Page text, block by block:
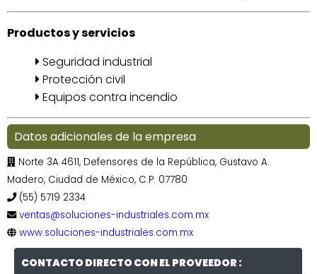
Productos y servicios
Seguridad industrial
Protección civil
Equipos contra incendio
Datos adicionales de la empresa
Norte 3A 4611, Defensores de la República, Gustavo A.
Madero, Ciudad de México, C.P. 07780
(55) 5719 2334
ventas@soluciones-industriales.com.mx
www.soluciones-industriales.com.mx
CONTACTO DIRECTO CON EL PROVEEDOR :